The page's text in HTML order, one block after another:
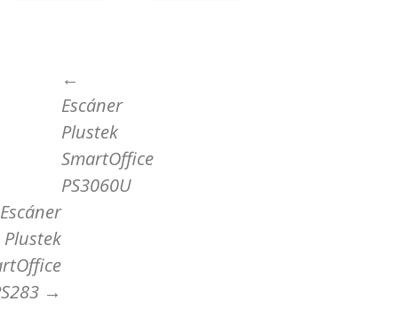
la
entrada
←
Escáner
Plustek
SmartOffice
PS3060U
Escáner
Plustek
→